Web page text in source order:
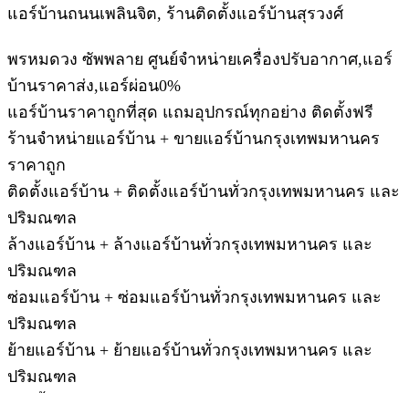
แอร์บ้านถนนเพลินจิต, ร้านติดตั้งแอร์บ้านสุรวงศ์
พรหมดวง ซัพพลาย ศูนย์จำหน่ายเครื่องปรับอากาศ,แอร์
บ้านราคาส่ง,แอร์ผ่อน0%
แอร์บ้านราคาถูกที่สุด แถมอุปกรณ์ทุกอย่าง ติดตั้งฟรี
ร้านจำหน่ายแอร์บ้าน + ขายแอร์บ้านกรุงเทพมหานคร
ราคาถูก
ติดตั้งแอร์บ้าน + ติดตั้งแอร์บ้านทั่วกรุงเทพมหานคร และ
ปริมณฑล
ล้างแอร์บ้าน + ล้างแอร์บ้านทั่วกรุงเทพมหานคร และ
ปริมณฑล
ซ่อมแอร์บ้าน + ซ่อมแอร์บ้านทั่วกรุงเทพมหานคร และ
ปริมณฑล
ย้ายแอร์บ้าน + ย้ายแอร์บ้านทั่วกรุงเทพมหานคร และ
ปริมณฑล